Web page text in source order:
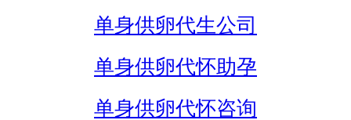
单身供卵代生公司
单身供卵代怀助孕
单身供卵代怀咨询